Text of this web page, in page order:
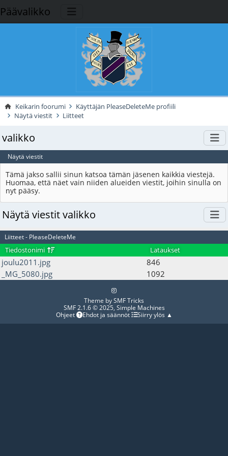
Päävalikko
Keikarin foorumi
Käyttäjän PleaseDeleteMe profiili
Näytä viestit
Liitteet
valikko
Näytä viestit
Tämä jakso sallii sinun katsoa tämän jäsenen kaikkia viestejä.
Huomaa, että näet vain niiden alueiden viestit, joihin sinulla on
nyt pääsy.
Näytä viestit valikko
Liitteet - PleaseDeleteMe
Tiedostonimi Lataukset
joulu2011.jpg
846
_MG_5080.jpg
1092
Theme bySMF Tricks
SMF 2.1.6 © 2025, Simple Machines
Ohjeet
Ehdot ja säännöt Siirry ylös ▲